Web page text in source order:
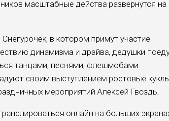
масштабные действа развернутся на
в котором примут участие
динамизма и драйва, дедушки
танцами, песнями, флешмобами
своим выступлением ростовые
мероприятий Алексей Гвоздь.
онлайн на больших